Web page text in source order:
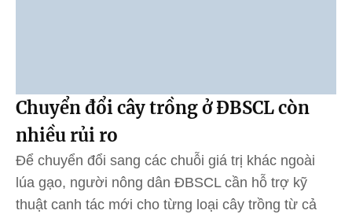
Chuyển đổi cây trồng ở ĐBSCL còn
nhiều rủi ro
Để chuyển đổi sang các chuỗi giá trị khác ngoài
lúa gạo, người nông dân ĐBSCL cần hỗ trợ kỹ
thuật canh tác mới cho từng loại cây trồng từ cả